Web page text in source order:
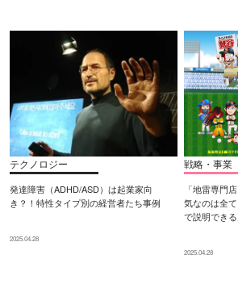
テクノロジー
発達障害（ADHD/ASD）は起業家向
き？！特性タイプ別の経営者たち事例
2025.04.28
戦略・事業
「地雷専門
気なのは全
で説明できる
2025.04.28